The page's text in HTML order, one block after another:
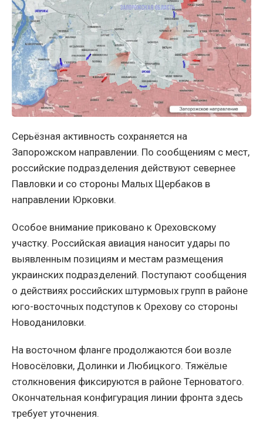
Серьёзная активность сохраняется на
Запорожском направлении. По сообщениям с мест,
российские подразделения действуют севернее
Павловки и со стороны Малых Щербаков в
направлении Юрковки.
Особое внимание приковано к Ореховскому
участку. Российская авиация наносит удары по
выявленным позициям и местам размещения
украинских подразделений. Поступают сообщения
о действиях российских штурмовых групп в районе
юго-восточных подступов к Орехову со стороны
Новоданиловки.
На восточном фланге продолжаются бои возле
Новосёловки, Долинки и Любицкого. Тяжёлые
столкновения фиксируются в районе Терноватого.
Окончательная конфигурация линии фронта здесь
требует уточнения.